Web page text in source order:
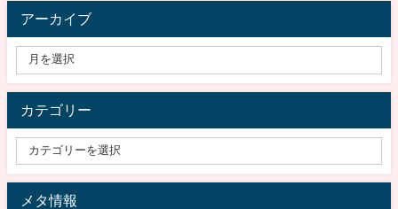
アーカイブ
カテゴリー
メタ情報